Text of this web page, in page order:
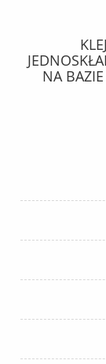
NA
karton